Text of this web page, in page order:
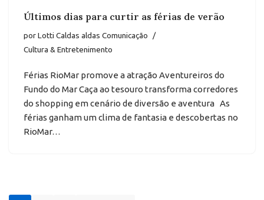
Últimos dias para curtir as férias de verão
porLotti Caldas aldas Comunicação
Cultura & Entretenimento
Férias RioMar promove a atração Aventureiros do
Fundo do Mar Caça ao tesouro transforma corredores
do shopping em cenário de diversão e aventura As
férias ganham um clima de fantasia e descobertas no
RioMar…